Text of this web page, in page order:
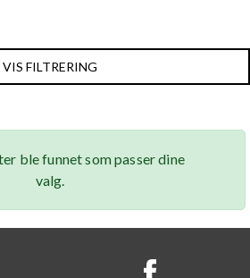
VIS FILTRERING
ble funnet som passer dine
valg.